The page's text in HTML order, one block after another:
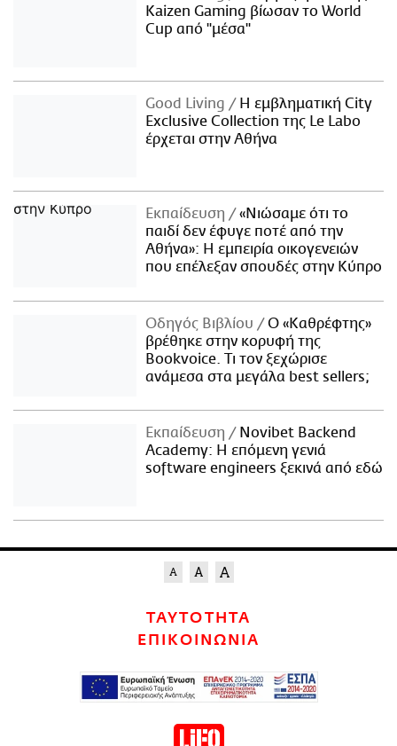
Kaizen Gaming βίωσαν το World
Cup από "μέσα"
Good Living
Η εμβληματική City
Exclusive Collection της Le Labo
έρχεται στην Αθήνα
Εκπαίδευση
«Νιώσαμε ότι το
παιδί δεν έφυγε ποτέ από την
Αθήνα»: Η εμπειρία οικογενειών
που επέλεξαν σπουδές στην Κύπρο
Οδηγός Βιβλίου
Ο «Καθρέφτης»
βρέθηκε στην κορυφή της
Bookvoice. Τι τον ξεχώρισε
ανάμεσα στα μεγάλα best sellers;
Εκπαίδευση
Novibet Backend
Academy: Η επόμενη γενιά
software engineers ξεκινά από εδώ
ΤΑΥΤΟΤΗΤΑ
ΕΠΙΚΟΙΝΩΝΙΑ